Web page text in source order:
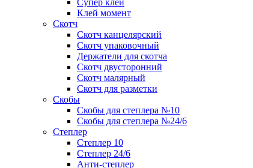
Супер клей
Клей момент
Скотч
Скотч канцелярский
Скотч упаковочный
Держатели для скотча
Скотч двусторонний
Скотч малярный
Скотч для разметки
Скобы
Скобы для степлера №10
Скобы для степлера №24/6
Степлер
Степлер 10
Степлер 24/6
Анти-степлер